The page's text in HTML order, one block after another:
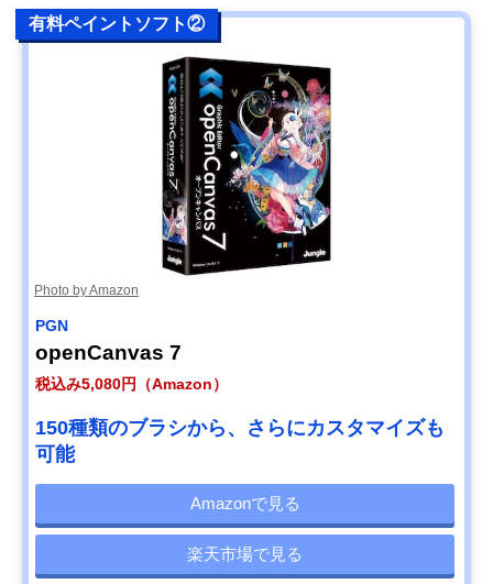
有料ペイントソフト②
Photo by Amazon
PGN
openCanvas 7
税込み5,080円（Amazon）
150種類のブラシから、さらにカスタマイズも
可能
Amazonで見る
楽天市場で見る